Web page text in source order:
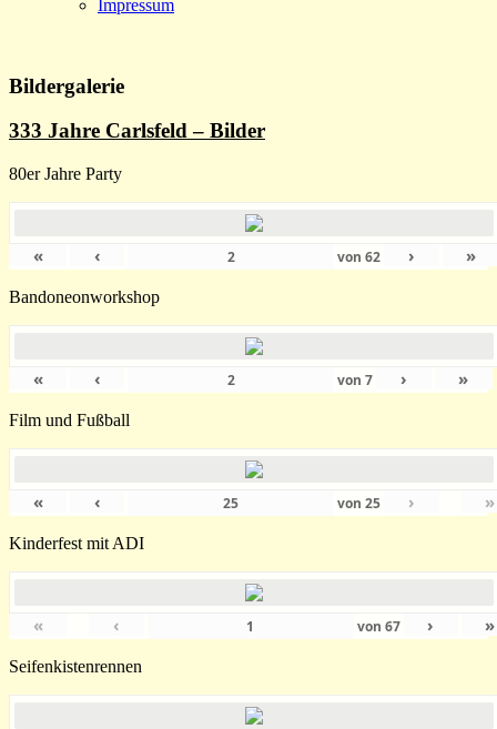
Impressum
Bildergalerie
333 Jahre Carlsfeld – Bilder
80er Jahre Party
« ‹ von62 › »
Bandoneonworkshop
« ‹ von7 › »
Film und Fußball
« ‹ von25 › »
Kinderfest mit ADI
« ‹ von 67 › »
Seifenkistenrennen